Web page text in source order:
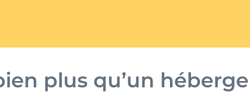
plus qu’un